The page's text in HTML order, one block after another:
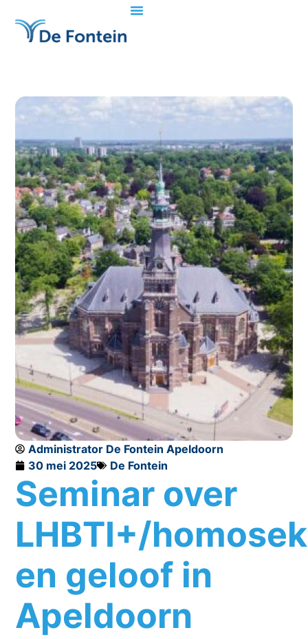
Administrator De Fontein Apeldoorn
30 mei 2025
De Fontein
Seminar over
LHBTI+/
en geloof in
Apeldoorn